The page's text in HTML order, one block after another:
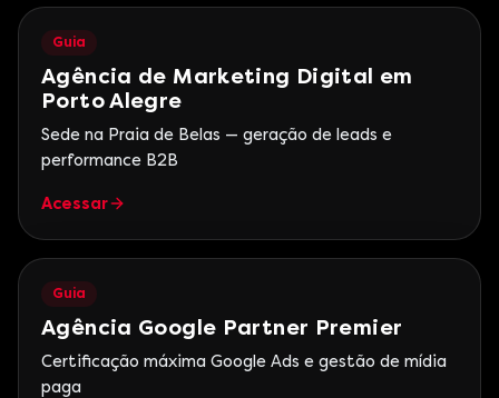
Guia
Agência de Marketing Digital em
Porto Alegre
Sede na Praia de Belas — geração de leads e
performance B2B
Acessar
Guia
Agência Google Partner Premier
Certificação máxima Google Ads e gestão de mídia
paga